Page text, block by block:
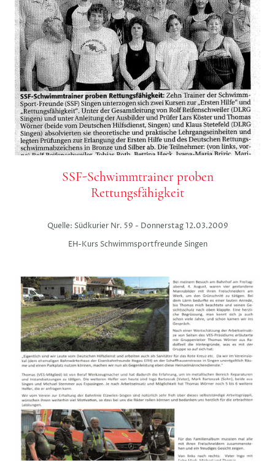
SSF-Schwimmtrainer proben
Rettungsfähigkeit
Quelle: Südkurier Nr. 59 - Donnerstag 12.03.2009
EH-Kurs Schwimmsportfreunde Singen